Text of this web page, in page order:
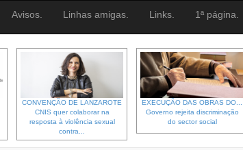
Avisos. Linhas amigas. Links. 1ª página.
CONVENÇÃO DE LANZAROTE
CNIS quer colaborar na
resposta à violência sexual
contra...
EXECUÇÃO DAS OBRAS DO...
Governo rejeita discriminação
do sector social